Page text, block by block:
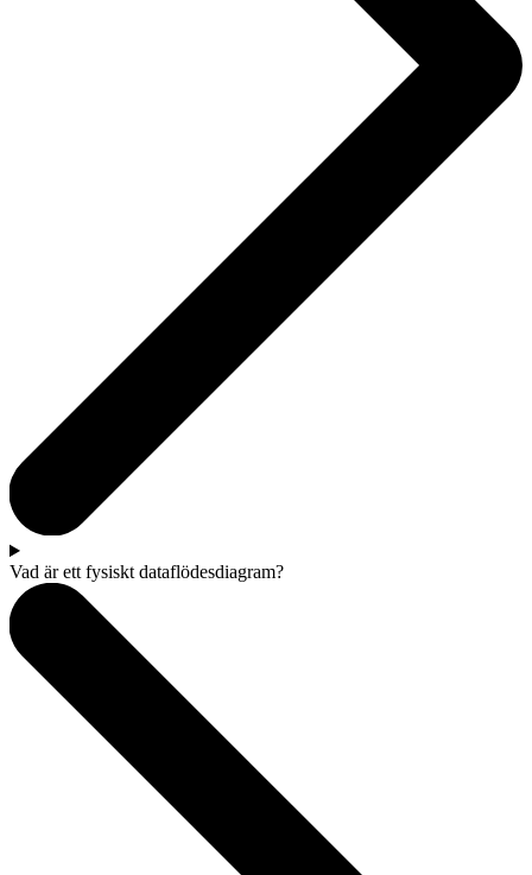
Vad är ett fysiskt dataflödesdiagram?